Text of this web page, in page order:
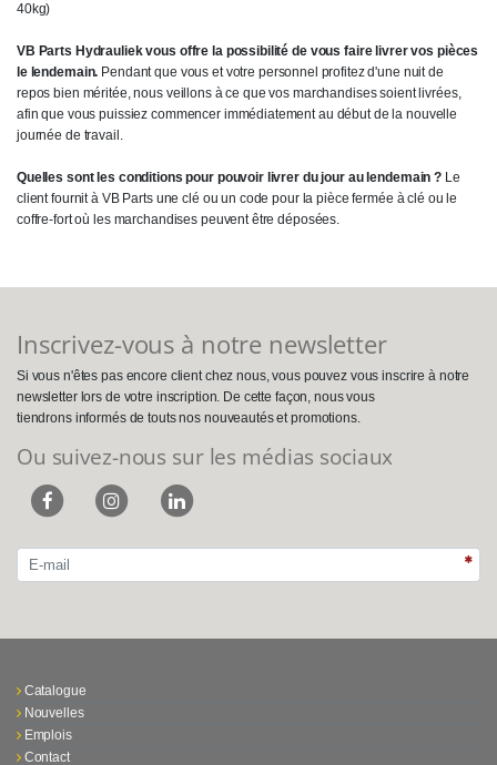
40kg)
VB Parts Hydrauliek vous offre la possibilité de vous faire livrer vos pièces
le lendemain. Pendant que vous et votre personnel profitez d'une nuit de
repos bien méritée, nous veillons à ce que vos marchandises soient livrées,
afin que vous puissiez commencer immédiatement au début de la nouvelle
journée de travail.
Quelles sont les conditions pour pouvoir livrer du jour au lendemain ? Le
client fournit à VB Parts une clé ou un code pour la pièce fermée à clé ou le
coffre-fort où les marchandises peuvent être déposées.
Inscrivez-vous à notre newsletter
Si vous n'êtes pas encore client chez nous, vous pouvez vous inscrire à notre
newsletter lors de votre inscription. De cette façon, nous vous
tiendrons informés de touts nos nouveautés et promotions.
Ou suivez-nous sur les médias sociaux
Catalogue
Nouvelles
Emplois
Contact